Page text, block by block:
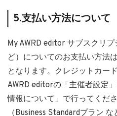
5.支払い方法について
My AWRD editor サブスクリ
ど）についてのお支払い方法
となります。クレジットカー
AWRD editorの「主催者設定
情報について」で行ってくだ
（Business Standardプラン